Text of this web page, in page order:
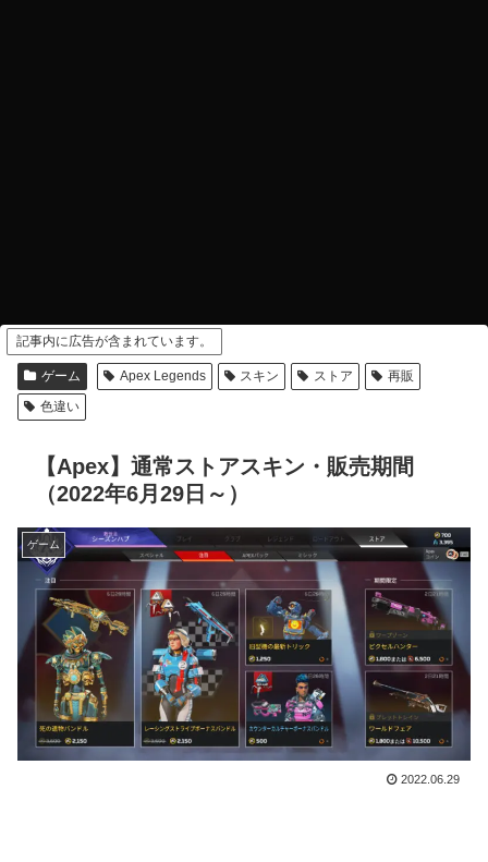
記事内に広告が含まれています。
ゲーム Apex Legends スキン ストア
再販
色違い
【Apex】通常ストアスキン・販売期間
（2022年6月29日～）
ゲーム
2022.06.29